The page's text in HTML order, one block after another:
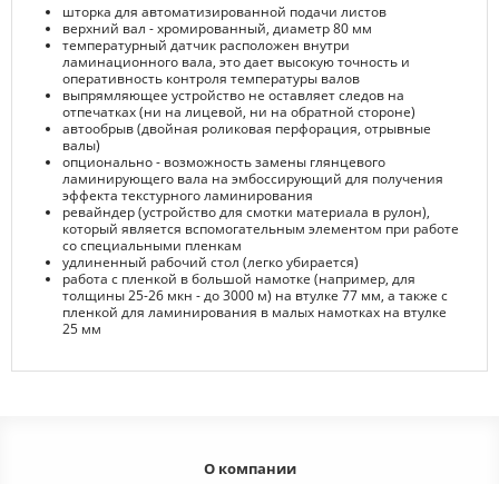
шторка для автоматизированной подачи листов
верхний вал - хромированный, диаметр 80 мм
температурный датчик расположен внутри
ламинационного вала, это дает высокую точность и
оперативность контроля температуры валов
выпрямляющее устройство не оставляет следов на
отпечатках (ни на лицевой, ни на обратной стороне)
автообрыв (двойная роликовая перфорация, отрывные
валы)
опционально - возможность замены глянцевого
ламинирующего вала на эмбоссирующий для получения
эффекта текстурного ламинирования
ревайндер (устройство для смотки материала в рулон),
который является вспомогательным элементом при работе
со специальными пленкам
удлиненный рабочий стол (легко убирается)
работа с пленкой в большой намотке (например, для
толщины 25-26 мкн - до 3000 м) на втулке 77 мм, а также с
пленкой для ламинирования в малых намотках на втулке
25 мм
О компании